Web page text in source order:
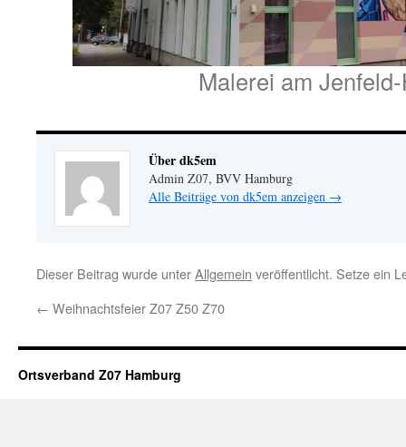
Malerei am
Über dk5em
Admin Z07, BVV Hamburg
Alle Beiträge von dk5em anzeigen →
Dieser Beitrag wurde unterAllgemein veröffentlicht. Setze ein
← Weihnachtsfeier Z07 Z50 Z70
Ortsverband Z07 Hamburg